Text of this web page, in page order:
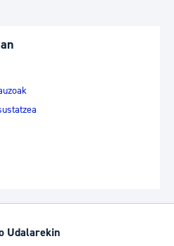
Udalarekin